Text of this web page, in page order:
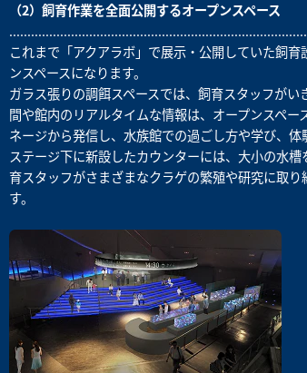
（2）飼育作業を全面公開するオープンスペース
これまで「アクアラボ」で展示・公開していた飼
ンスペースになります。
ガラス張りの調餌スペースでは、飼育スタッフが
間や館内のリアルタイムな情報は、オープンスペ
ネージから発信し、水族館での過ごし方や学び、体
ステージ下に新設したカウンターには、大小の水
育スタッフがさまざまなクラゲの繁殖や研究に取
す。